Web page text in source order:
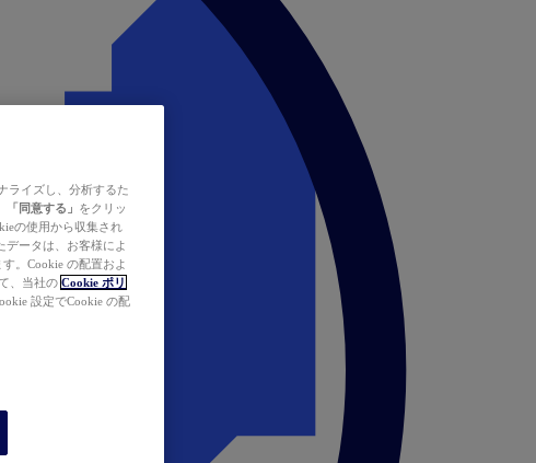
ライズし、分析するた
「同意する」 をクリッ
の使用から収集され
データは、お客様によ
。Cookie の配置およ
、当社の Cookie ポリ
設定でCookie の配